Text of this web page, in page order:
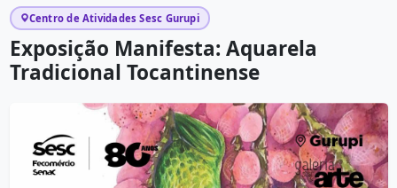
Centro de Atividades Sesc Gurupi
Exposição Manifesta: Aquarela
Tradicional Tocantinense